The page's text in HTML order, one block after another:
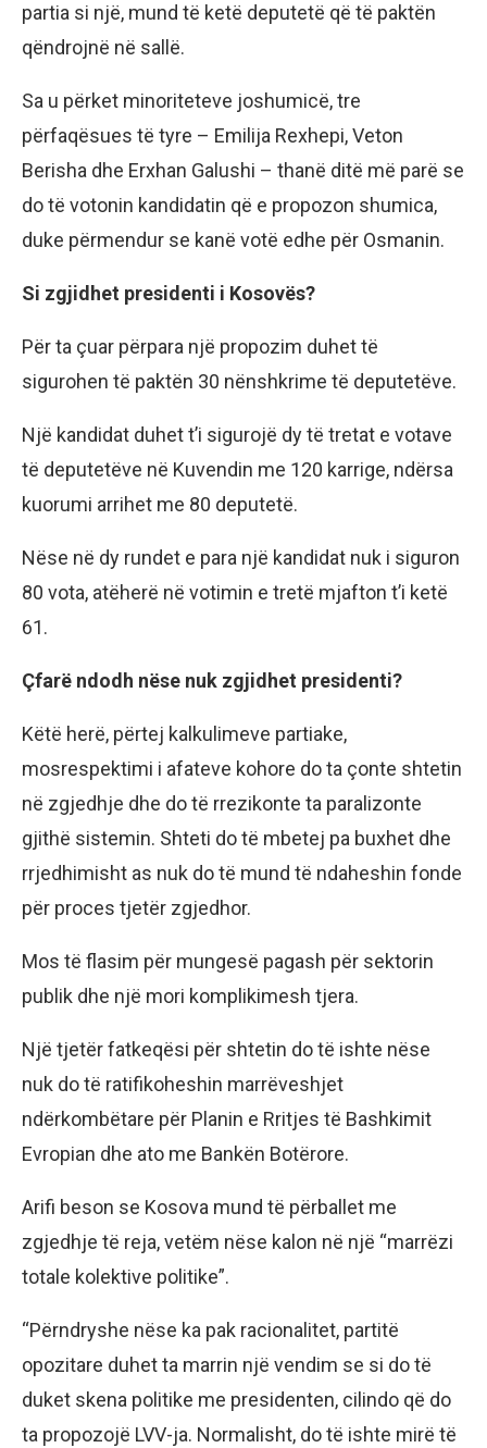
partia si një, mund të ketë deputetë që të paktën
qëndrojnë në sallë.
Sa u përket minoriteteve joshumicë, tre
përfaqësues të tyre – Emilija Rexhepi, Veton
Berisha dhe Erxhan Galushi – thanë ditë më parë se
do të votonin kandidatin që e propozon shumica,
duke përmendur se kanë votë edhe për Osmanin.
Si zgjidhet presidenti i Kosovës?
Për ta çuar përpara një propozim duhet të
sigurohen të paktën 30 nënshkrime të deputetëve.
Një kandidat duhet t’i sigurojë dy të tretat e votave
të deputetëve në Kuvendin me 120 karrige, ndërsa
kuorumi arrihet me 80 deputetë.
Nëse në dy rundet e para një kandidat nuk i siguron
80 vota, atëherë në votimin e tretë mjafton t’i ketë
61.
Çfarë ndodh nëse nuk zgjidhet presidenti?
Këtë herë, përtej kalkulimeve partiake,
mosrespektimi i afateve kohore do ta çonte shtetin
në zgjedhje dhe do të rrezikonte ta paralizonte
gjithë sistemin. Shteti do të mbetej pa buxhet dhe
rrjedhimisht as nuk do të mund të ndaheshin fonde
për proces tjetër zgjedhor.
Mos të flasim për mungesë pagash për sektorin
publik dhe një mori komplikimesh tjera.
Një tjetër fatkeqësi për shtetin do të ishte nëse
nuk do të ratifikoheshin marrëveshjet
ndërkombëtare për Planin e Rritjes të Bashkimit
Evropian dhe ato me Bankën Botërore.
Arifi beson se Kosova mund të përballet me
zgjedhje të reja, vetëm nëse kalon në një “marrëzi
totale kolektive politike”.
“Përndryshe nëse ka pak racionalitet, partitë
opozitare duhet ta marrin një vendim se si do të
duket skena politike me presidenten, cilindo që do
ta propozojë LVV-ja. Normalisht, do të ishte mirë të